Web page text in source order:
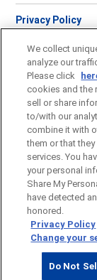
Privacy Policy
Contact Us
Site Map
Do Not Sell or
Copyright © SB-
We collect
analyze our
Please click
cookies and the
sell or share
to/with our
combine it with
them or that
services. You
your personal
Share My
have detected
honored.
Privacy Policy
Change your
Do Not